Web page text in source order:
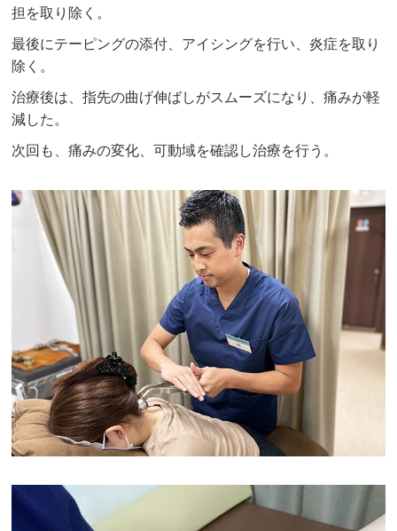
担を取り除く。
最後にテーピングの添付、アイシングを行い、炎症を取り
除く。
治療後は、指先の曲げ伸ばしがスムーズになり、痛みが軽
減した。
次回も、痛みの変化、可動域を確認し治療を行う。